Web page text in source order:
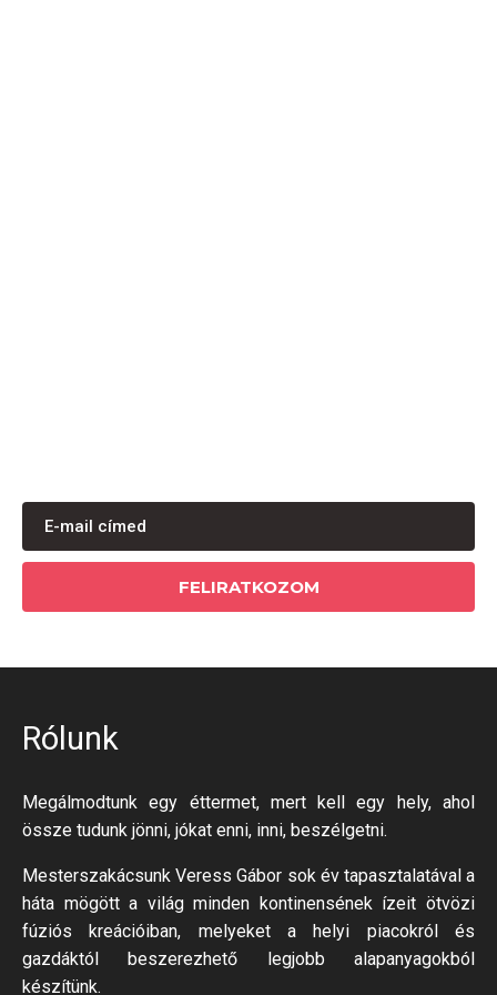
FELIRATKOZOM
Rólunk
Megálmodtunk egy éttermet, mert kell egy hely, ahol
össze tudunk jönni, jókat enni, inni, beszélgetni.
Mesterszakácsunk Veress Gábor sok év tapasztalatával a
háta mögött a világ minden kontinensének ízeit ötvözi
fúziós kreációiban, melyeket a helyi piacokról és
gazdáktól beszerezhető legjobb alapanyagokból
készítünk.